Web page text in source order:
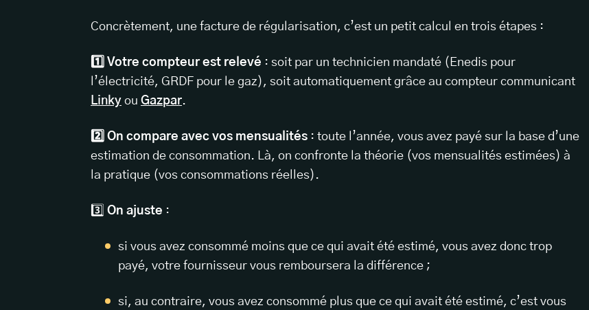
Concrètement, une facture de régularisation, c’est un petit calcul en trois étapes :
1️⃣ Votre compteur est relevé : soit par un technicien mandaté (Enedis pour
l’électricité, GRDF pour le gaz), soit automatiquement grâce au compteur communicant
Linky ou Gazpar.
2️⃣ On compare avec vos mensualités : toute l’année, vous avez payé sur la base d’une
estimation de consommation. Là, on confronte la théorie (vos mensualités estimées) à
la pratique (vos consommations réelles).
3️⃣ On ajuste :
si vous avez consommé moins que ce qui avait été estimé, vous avez donc trop
payé, votre fournisseur vous remboursera la différence ;
si, au contraire, vous avez consommé plus que ce qui avait été estimé, c’est vous